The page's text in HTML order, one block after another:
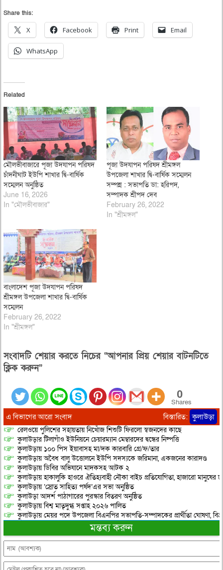
Share this:
X Facebook Print Email
WhatsApp
Related
মৌলভীবাজারে পূজা উদযাপন পরিষদ
চাঁদনীঘাট ইউপি শাখার দ্বি-বার্ষিক
সম্মেলন অনুষ্ঠিত
June 16, 2026
In "মৌলভীবাজার"
পূজা উদযাপন পরিষদ শ্রীমঙ্গল
উপজেলা শাখার দ্বি-বার্ষিক সম্মেলন
সম্পন্ন : সভাপতি ডা: হরিপদ,
সম্পাদক শ্রীপদ দেব
February 26, 2022
In "শ্রীমঙ্গল"
বাংলাদেশ পূজা উদযাপন পরিষদ
শ্রীমঙ্গল উপজেলা শাখার দ্বি-বার্ষিক
সম্মেলন
February 26, 2022
In "শ্রীমঙ্গল"
সংবাদটি শেয়ার করতে নিচের “আপনার প্রিয় শেয়ার বাটনটিতে
ক্লিক করুন”
0
Shares
এ বিভাগের আরো সংবাদ বিস্তারিত: কুলাউড়া
রেলওয়ে পুলিশের সহায়তায় নিখোঁজ শিশুটি ফিরলো স্বজনদের কাছে
কুলাউড়ার টিলাগাঁও ইউনিয়নে চেয়ারম্যান মেম্বারদের দ্বন্ধের নিষ্পত্তি
কুলাউড়ায় ১০০ পিস ইয়াবাসহ মা/দক কারবারি গ্রে/ফ/তার
কুলাউড়ায় অবৈধ বালু উত্তোলনে ইউপি সদস্যকে জরিমানা, একজনের কারাদণ্ড
কুলাউড়ায় ডিবির অভিযানে মাদকসহ আটক ২
কুলাউড়ায় হাকালুকি হাওরে ঐতিহ্যবাহী নৌকা বাইচ প্রতিযোগিতা, হাজারো মানুষের
কুলাউড়ায় ‘স্রোত সাহিত্য পর্ষদ’এর সভা অনুষ্ঠিত
কুলাউড়া আদর্শ পাঠাগারের পুরস্কার বিতরণ অনুষ্ঠিত
কুলাউড়ায় বিশ্ব মাতৃদুগ্ধ সপ্তাহ ২০২৬ পালিত
কুলাউড়ায় মেয়র পদে উপজেলা বিএনপির সভাপতি-সম্পাদকের প্রার্থীতা ঘোষণা,
মন্তব্য করুন